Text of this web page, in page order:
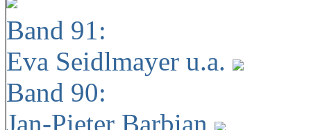
Band 91:
Eva Seidlmayer u.a.
Band 90:
Jan-Pieter Barbian